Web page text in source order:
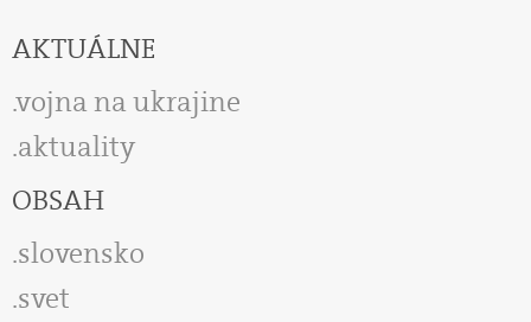
AKTUÁLNE
vojna na ukrajine
aktuality
OBSAH
slovensko
svet